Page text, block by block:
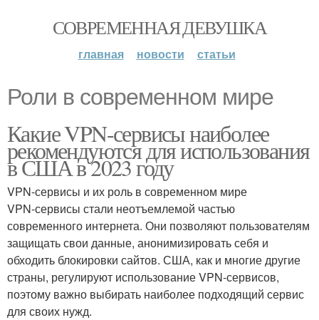
СОВРЕМЕННАЯ ДЕВУШКА
главная новости статьи
Роли в современном мире
Какие VPN-сервисы наиболее
рекомендуются для использования
в США в 2023 году
VPN-сервисы и их роль в современном мире
VPN-сервисы стали неотъемлемой частью
современного интернета. Они позволяют пользователям
защищать свои данные, анонимизировать себя и
обходить блокировки сайтов. США, как и многие другие
страны, регулируют использование VPN-сервисов,
поэтому важно выбирать наиболее подходящий сервис
для своих нужд.